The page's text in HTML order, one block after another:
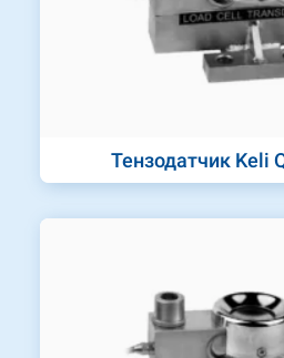
Тензодатчик Keli